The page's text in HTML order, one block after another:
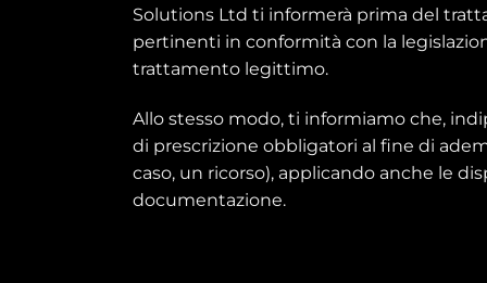
Solutions Ltd ti informerà prima del
pertinenti in conformità con la
trattamento legittimo.
Allo stesso modo, ti informiamo che,
di prescrizione obbligatori al fine di
caso, un ricorso), applicando anche le
documentazione.